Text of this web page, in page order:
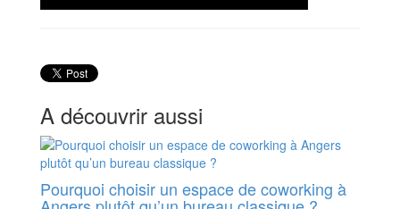
A découvrir aussi
Pourquoi choisir un espace de coworking à